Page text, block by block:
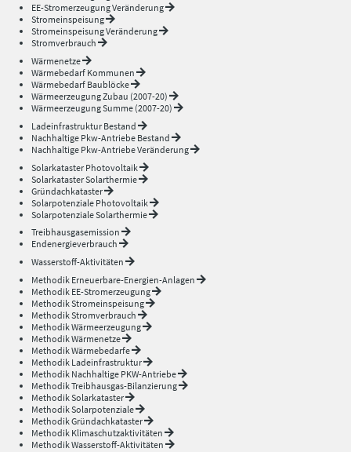
EE-Stromerzeugung Veränderung
Stromeinspeisung
Stromeinspeisung Veränderung
Stromverbrauch
Wärmenetze
Wärmebedarf Kommunen
Wärmebedarf Baublöcke
Wärmeerzeugung Zubau (2007-20)
Wärmeerzeugung Summe (2007-20)
Ladeinfrastruktur Bestand
Nachhaltige Pkw-Antriebe Bestand
Nachhaltige Pkw-Antriebe Veränderung
Solarkataster Photovoltaik
Solarkataster Solarthermie
Gründachkataster
Solarpotenziale Photovoltaik
Solarpotenziale Solarthermie
Treibhausgasemission
Endenergieverbrauch
Wasserstoff-Aktivitäten
Methodik Erneuerbare-Energien-Anlagen
Methodik EE-Stromerzeugung
Methodik Stromeinspeisung
Methodik Stromverbrauch
Methodik Wärmeerzeugung
Methodik Wärmenetze
Methodik Wärmebedarfe
Methodik Ladeinfrastruktur
Methodik Nachhaltige PKW-Antriebe
Methodik Treibhausgas-Bilanzierung
Methodik Solarkataster
Methodik Solarpotenziale
Methodik Gründachkataster
Methodik Klimaschutzaktivitäten
Methodik Wasserstoff-Aktivitäten